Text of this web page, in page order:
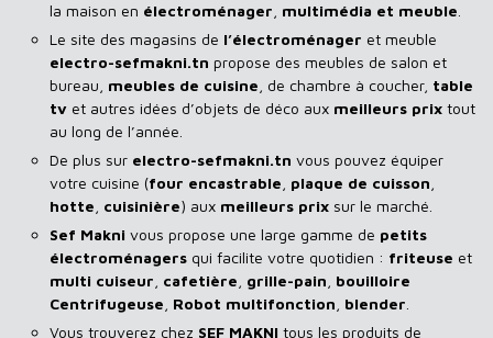
la maison en électroménager multimédia et meuble
Le site des magasins de l’électroménager et meuble
electro-sefmakni.tn propose des meubles de salon et
bureau, meubles de cuisine , de chambre à coucher, table
tv et autres idées d’objets de déco aux meilleurs prix tout
au long de l’année.
De plus sur electro-sefmakni.tn vous pouvez équiper
votre cuisine (four encastrable plaque de cuisson
hotte cuisinière) aux meilleurs prix sur le marché.
Sef Makni vous propose une large gamme de petits
électroménagers qui facilite votre quotidien : friteuse et
multi cuiseur cafetière grille-pain bouilloire
Centrifugeuse Robot multifonction blender
Vous trouverez chez SEF MAKNI tous les produits de